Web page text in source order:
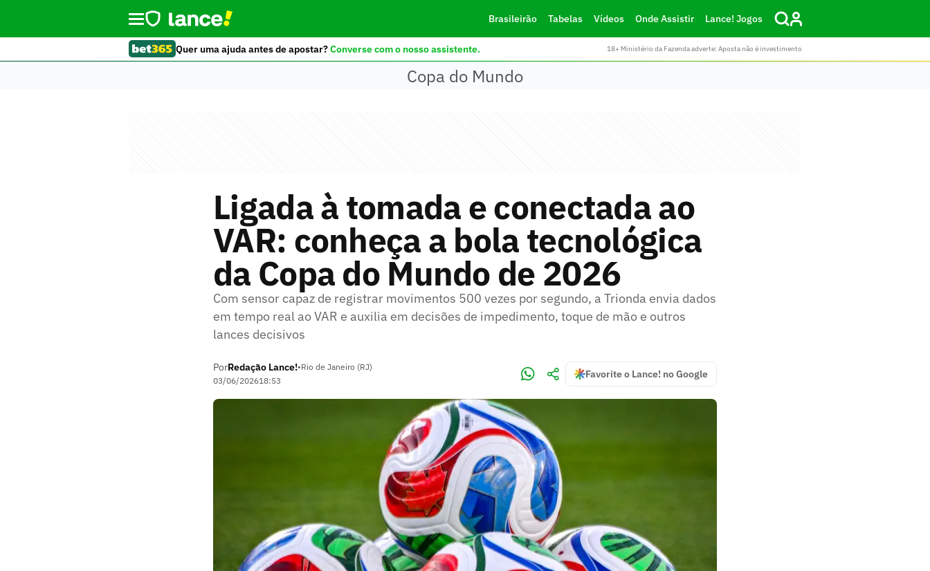
Brasileirão Tabelas Vídeos Onde Assistir Lance! Jogos
Quer uma ajuda antes de apostar?Converse com o nosso assistente. 18+ Ministério da Fazenda adverte: Aposta não é investimento
Copa do Mundo
Ligada à tomada e conectada ao
VAR: conheça a bola tecnológica
da Copa do Mundo de 2026
Com sensor capaz de registrar movimentos 500 vezes por segundo, a Trionda envia dados
em tempo real ao VAR e auxilia em decisões de impedimento, toque de mão e outros
lances decisivos
PorRedação Lance!•Rio de Janeiro (RJ)
03/06/202618:53
Favorite o Lance! no Google